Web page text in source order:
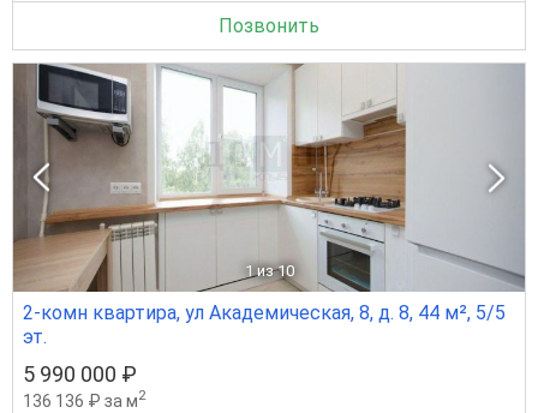
Позвонить
1 из 10
2-комн квартира, ул Академическая, 8, д. 8, 44 м², 5/5
эт.
5 990 000 ₽
136 136 ₽ за м2